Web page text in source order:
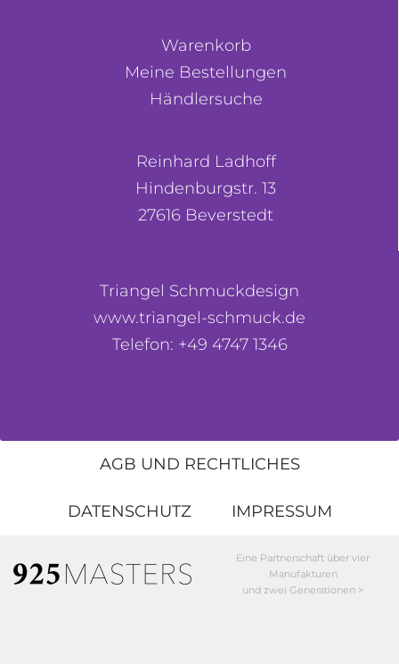
Warenkorb
Meine Bestellungen
Händlersuche
Reinhard Ladhoff
Hindenburgstr. 13
27616 Beverstedt
Triangel Schmuckdesign
www.triangel-schmuck.de
Telefon: +49 4747 1346
AGB UND RECHTLICHES
DATENSCHUTZ IMPRESSUM
Eine Partnerschaft über vier
Manufakturen
und zwei Generationen >